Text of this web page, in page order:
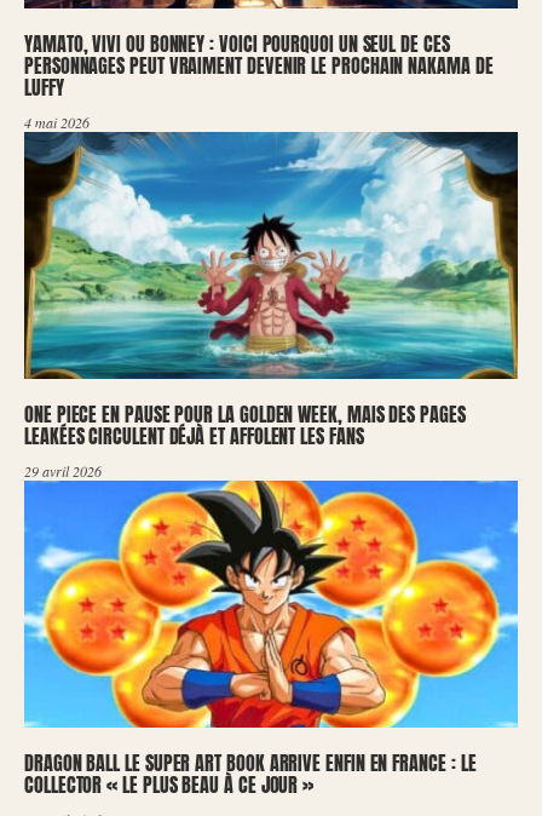
YAMATO, VIVI OU BONNEY : VOICI POURQUOI UN SEUL DE CES
PERSONNAGES PEUT VRAIMENT DEVENIR LE PROCHAIN NAKAMA DE
LUFFY
4 mai 2026
ONE PIECE EN PAUSE POUR LA GOLDEN WEEK, MAIS DES PAGES
LEAKÉES CIRCULENT DÉJÀ ET AFFOLENT LES FANS
29 avril 2026
DRAGON BALL LE SUPER ART BOOK ARRIVE ENFIN EN FRANCE : LE
COLLECTOR « LE PLUS BEAU À CE JOUR »